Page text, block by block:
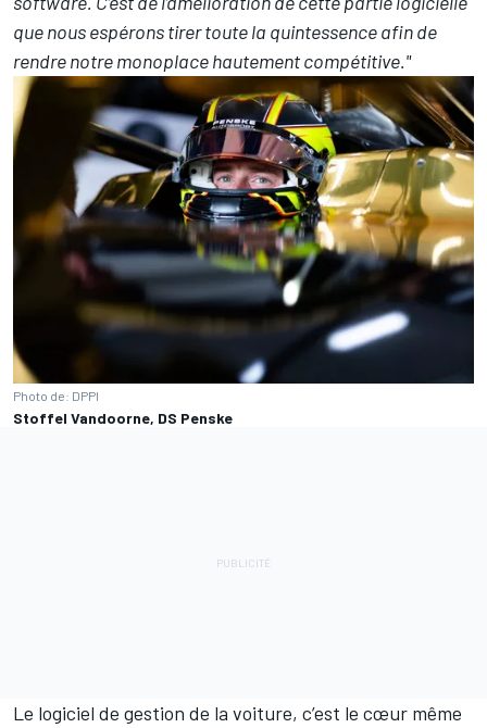
que nous espérons tirer toute la quintessence afin de
rendre notre monoplace hautement compétitive."
Photo de: DPPI
Stoffel Vandoorne, DS Penske
Le logiciel de gestion de la voiture, c’est le cœur même